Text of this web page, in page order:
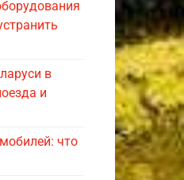
в
и
что